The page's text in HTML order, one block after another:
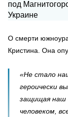
О смерти
Кристина. Она
«Не стало
героически
защищая наш
человеком,